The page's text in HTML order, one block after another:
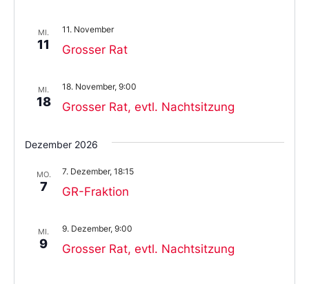
MI.
11 Grosser Rat
11. November
MI.
18 Grosser Rat, evtl. Nachtsitzung
18. November, 9:00
Dezember 2026
MO.
7 GR-Fraktion
7. Dezember, 18:15
MI.
9 Grosser Rat, evtl. Nachtsitzung
9. Dezember, 9:00